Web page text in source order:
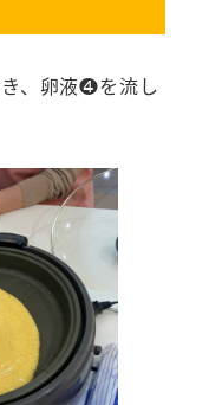
、卵液❹を流し